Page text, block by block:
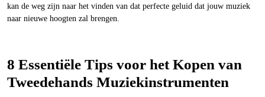
kan de weg zijn naar het vinden van dat perfecte geluid dat jouw muziek
naar nieuwe hoogten zal brengen.
8 Essentiële Tips voor het Kopen van
Tweedehands Muziekinstrumenten